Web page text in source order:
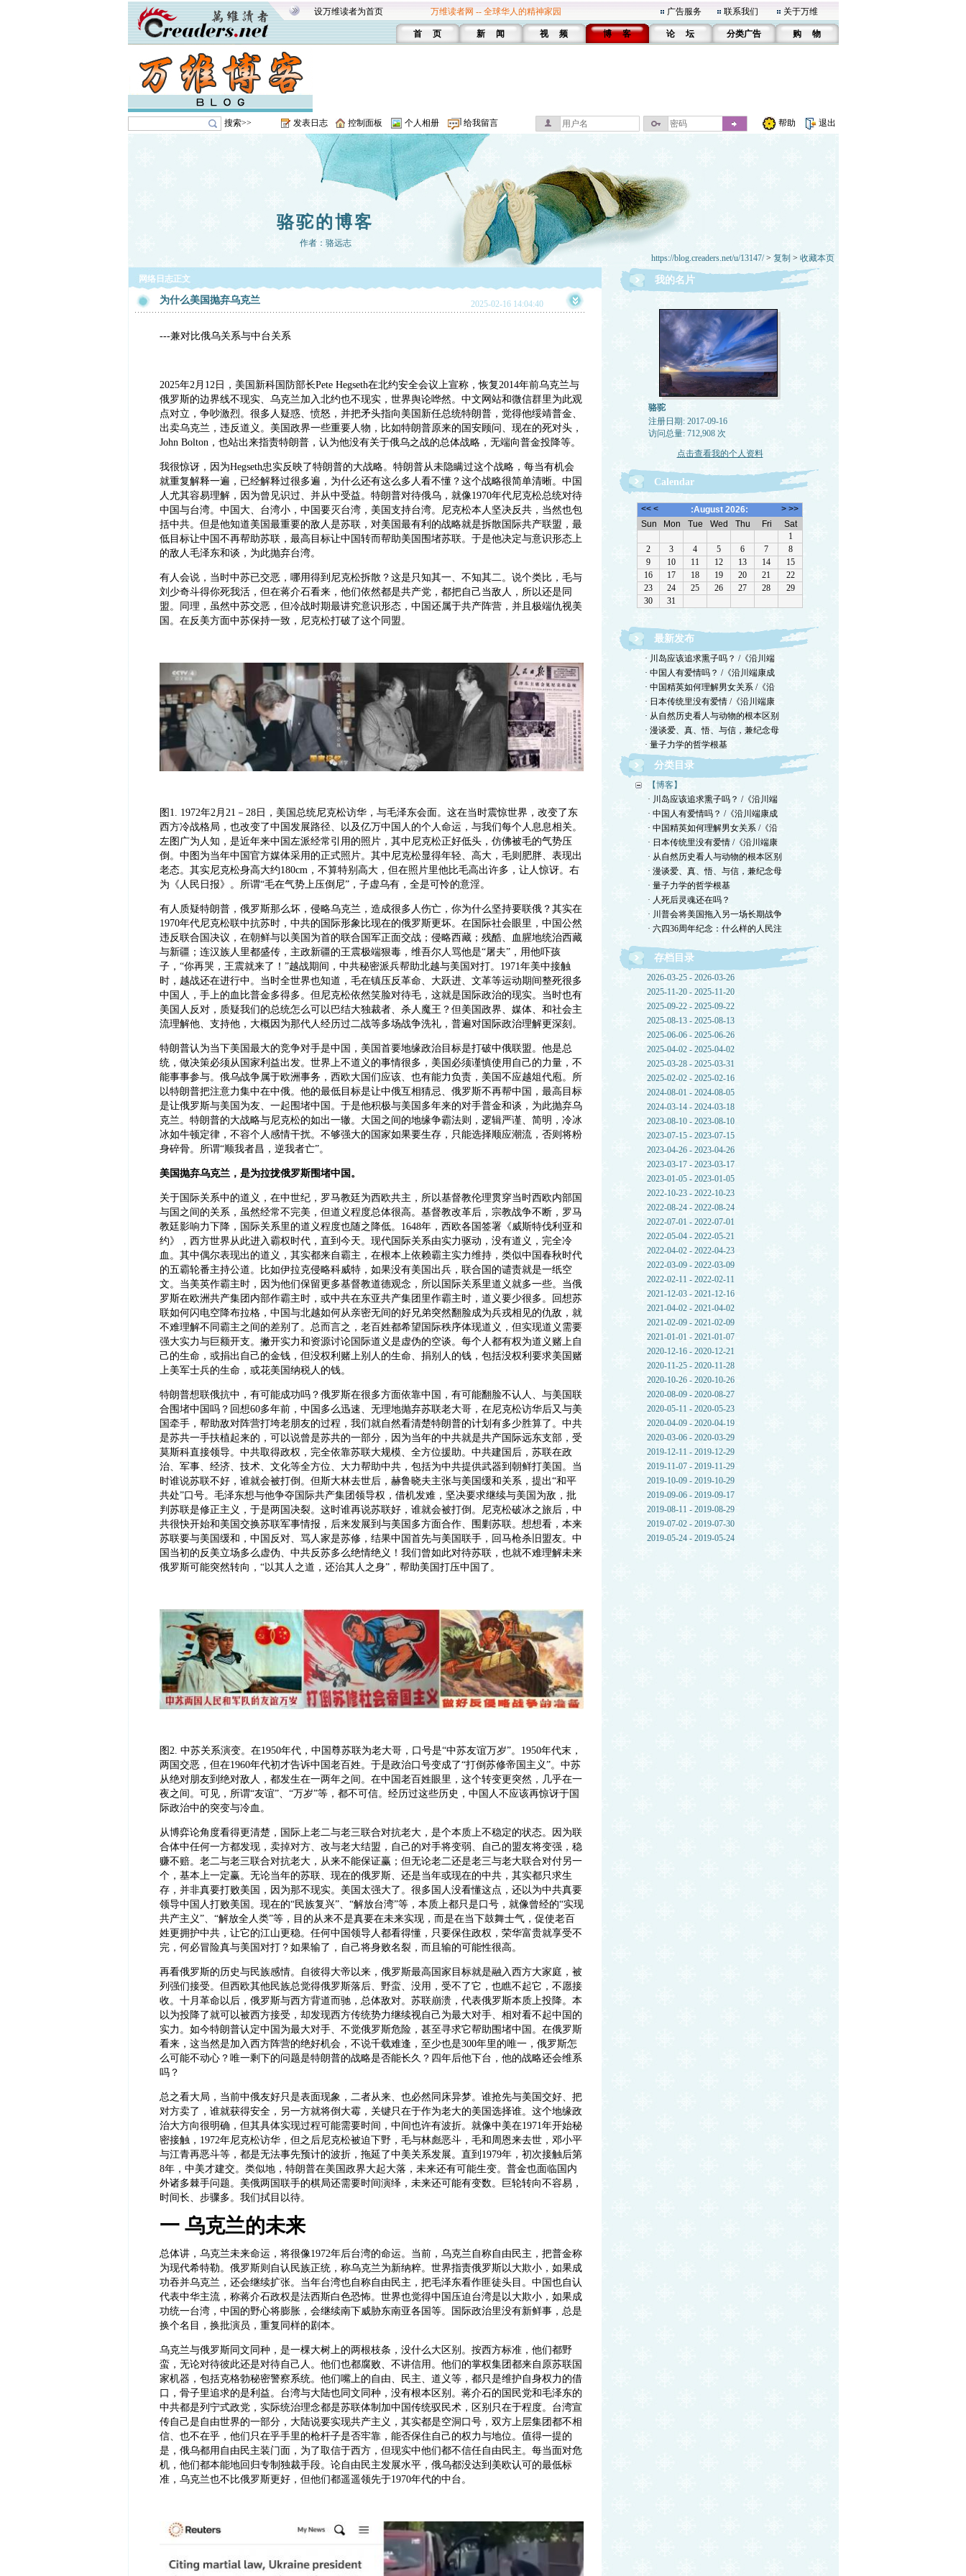
设万维读者为首页 万维读者网 -- 全球华人的精神家园 广告服务 联系我们 关于万维
首 页 新 闻 视 频 博 客 论 坛 分类广告 购 物
搜索>> 发表日志 控制面板 个人相册 给我留言 帮助 退出
骆驼的博客
作者：骆远志
https://blog.creaders.net/u/13147/> 复制 > 收藏本页
网络日志正文
为什么美国抛弃乌克兰 2025-02-16 14:04:40
---兼对比俄乌关系与中台关系
2025年2月12日，美国新科国防部长Pete Hegseth在北约安全会议上宣称，恢复2014年前乌克兰与
俄罗斯的边界线不现实、乌克兰加入北约也不现实，世界舆论哗然。中文网站和微信群里为此观
点对立，争吵激烈。很多人疑惑、愤怒，并把矛头指向美国新任总统特朗普，觉得他绥靖普金、
出卖乌克兰，违反道义。美国政界一些重要人物，比如特朗普原来的国安顾问、现在的死对头，
John Bolton，也站出来指责特朗普，认为他没有关于俄乌之战的总体战略，无端向普金投降等。
我很惊讶，因为Hegseth忠实反映了特朗普的大战略。特朗普从未隐瞒过这个战略，每当有机会
就重复解释一遍，已经解释过很多遍，为什么还有这么多人看不懂？这个战略很简单清晰。中国
人尤其容易理解，因为曾见识过、并从中受益。特朗普对待俄乌，就像1970年代尼克松总统对待
中国与台湾。中国大、台湾小，中国要灭台湾，美国支持台湾。尼克松本人坚决反共，当然也包
括中共。但是他知道美国最重要的敌人是苏联，对美国最有利的战略就是拆散国际共产联盟，最
低目标让中国不再帮助苏联，最高目标让中国转而帮助美国围堵苏联。于是他决定与意识形态上
的敌人毛泽东和谈，为此抛弃台湾。
有人会说，当时中苏已交恶，哪用得到尼克松拆散？这是只知其一、不知其二。说个类比，毛与
刘少奇斗得你死我活，但在蒋介石看来，他们依然都是共产党，都把自己当敌人，所以还是同
盟。同理，虽然中苏交恶，但冷战时期最讲究意识形态，中国还属于共产阵营，并且极端仇视美
国。在反美方面中苏保持一致，尼克松打破了这个同盟。
图 1. 1972年2月21－28日，美国总统尼克松访华，与毛泽东会面。这在当时震惊世界，改变了东
西方冷战格局，也改变了中国发展路径、以及亿万中国人的个人命运，与我们每个人息息相关。
左图广为人知，是近年来中国左派经常引用的照片，其中尼克松正好低头，仿佛被毛的气势压
倒。中图为当年中国官方媒体采用的正式照片。其中尼克松显得年轻、高大，毛则肥胖、表现出
老态。其实尼克松身高大约180cm，不算特别高大，但在照片里他比毛高出许多，让人惊讶。右
为《人民日报》。所谓“毛在气势上压倒尼”，子虚乌有，全是可怜的意淫。
有人质疑特朗普，俄罗斯那么坏，侵略乌克兰，造成很多人伤亡，你为什么坚持要联俄？其实在
1970年代尼克松联中抗苏时，中共的国际形象比现在的俄罗斯更坏。在国际社会眼里，中国公然
违反联合国决议，在朝鲜与以美国为首的联合国军正面交战；侵略西藏；残酷、血腥地统治西藏
与新疆；连汉族人里都盛传，主政新疆的王震极端狠毒，维吾尔人骂他是“屠夫”，用他吓孩
子，“你再哭，王震就来了！”越战期间，中共秘密派兵帮助北越与美国对打。1971年美中接触
时，越战还在进行中。当时全世界也知道，毛在镇压反革命、大跃进、文革等运动期间整死很多
中国人，手上的血比普金多得多。但尼克松依然笑脸对待毛，这就是国际政治的现实。当时也有
美国人反对，质疑我们的总统怎么可以巴结大独裁者、杀人魔王？但美国政界、媒体、和社会主
流理解他、支持他，大概因为那代人经历过二战等多场战争洗礼，普遍对国际政治理解更深刻。
特朗普认为当下美国最大的竞争对手是中国，美国首要地缘政治目标是打破中俄联盟。他是总
统，做决策必须从国家利益出发。世界上不道义的事情很多，美国必须谨慎使用自己的力量，不
能事事参与。俄乌战争属于欧洲事务，西欧大国们应该、也有能力负责，美国不应越俎代庖。所
以特朗普把注意力集中在中俄。他的最低目标是让中俄互相猜忌、俄罗斯不再帮中国，最高目标
是让俄罗斯与美国为友、一起围堵中国。于是他积极与美国多年来的对手普金和谈，为此抛弃乌
克兰。特朗普的大战略与尼克松的如出一辙。大国之间的地缘争霸法则，逻辑严谨、简明，冷冰
冰如牛顿定律，不容个人感情干扰。不够强大的国家如果要生存，只能选择顺应潮流，否则将粉
身碎骨。所谓“顺我者昌，逆我者亡”。
美国抛弃乌克兰，是为拉拢俄罗斯围堵中国。
关于国际关系中的道义，在中世纪，罗马教廷为西欧共主，所以基督教伦理贯穿当时西欧内部国
与国之间的关系，虽然经常不完美，但道义程度总体很高。基督教改革后，宗教战争不断，罗马
教廷影响力下降，国际关系里的道义程度也随之降低。 1648年，西欧各国签署《威斯特伐利亚和
约》，西方世界从此进入霸权时代，直到今天。现代国际关系由实力驱动，没有道义，完全冷
血。其中偶尔表现出的道义，其实都来自霸主，在根本上依赖霸主实力维持，类似中国春秋时代
的五霸轮番主持公道。比如伊拉克侵略科威特，如果没有美国出兵，联合国的谴责就是一纸空
文。当美英作霸主时，因为他们保留更多基督教道德观念，所以国际关系里道义就多一些。当俄
罗斯在欧洲共产集团内部作霸主时，或中共在东亚共产集团里作霸主时，道义要少很多。回想苏
联如何闪电空降布拉格，中国与北越如何从亲密无间的好兄弟突然翻脸成为兵戎相见的仇敌，就
不难理解不同霸主之间的差别了。总而言之，老百姓都希望国际秩序体现道义，但实现道义需要
强大实力与巨额开支。撇开实力和资源讨论国际道义是虚伪的空谈。每个人都有权为道义赌上自
己的生命，或捐出自己的金钱，但没权利赌上别人的生命、捐别人的钱，包括没权利要求美国赌
上美军士兵的生命，或花美国纳税人的钱。
特朗普想联俄抗中，有可能成功吗？俄罗斯在很多方面依靠中国，有可能翻脸不认人、与美国联
合围堵中国吗？回想60多年前，中国多么迅速、无理地抛弃苏联老大哥，在尼克松访华后又与美
国牵手，帮助敌对阵营打垮老朋友的过程，我们就自然看清楚特朗普的计划有多少胜算了。中共
是苏共一手扶植起来的，可以说曾是苏共的一部分，因为当年的中共就是共产国际远东支部，受
莫斯科直接领导。中共取得政权，完全依靠苏联大规模、全方位援助。中共建国后，苏联在政
治、军事、经济、技术、文化等全方位、大力帮助中共，包括为中共提供武器到朝鲜打美国。当
时谁说苏联不好，谁就会被打倒。但斯大林去世后，赫鲁晓夫主张与美国缓和关系，提出“和平
共处”口号。毛泽东想与他争夺国际共产集团领导权，借机发难，坚决要求继续与美国为敌，批
判苏联是修正主义，于是两国决裂。这时谁再说苏联好，谁就会被打倒。尼克松破冰之旅后，中
共很快开始和美国交换苏联军事情报，后来发展到与美国多方面合作、围剿苏联。想想看，本来
苏联要与美国缓和，中国反对、骂人家是苏修，结果中国首先与美国联手，回马枪杀旧盟友。中
国当初的反美立场多么虚伪、中共反苏多么绝情绝义！我们曾如此对待苏联，也就不难理解未来
俄罗斯可能突然转向，“以其人之道，还治其人之身”，帮助美国打压中国了。
图 2. 中苏关系演变。在1950年代，中国尊苏联为老大哥，口号是“中苏友谊万岁”。1950年代末，
两国交恶，但在1960年代初才告诉中国老百姓。于是政治口号变成了“打倒苏修帝国主义”。中苏
从绝对朋友到绝对敌人，都发生在一两年之间。在中国老百姓眼里，这个转变更突然，几乎在一
夜之间。可见，所谓“友谊”、“万岁”等，都不可信。经历过这些历史，中国人不应该再惊讶于国
际政治中的突变与冷血。
从博弈论角度看得更清楚，国际上老二与老三联合对抗老大，是个本质上不稳定的状态。因为联
合体中任何一方都发现，卖掉对方、改与老大结盟，自己的对手将变弱、自己的盟友将变强，稳
赚不赔。老二与老三联合对抗老大，从来不能保证赢；但无论老二还是老三与老大联合对付另一
个，基本上一定赢。无论当年的苏联、现在的俄罗斯、还是当年或现在的中共，其实都只求生
存，并非真要打败美国，因为那不现实。美国太强大了。很多国人没看懂这点，还以为中共真要
领导中国人打败美国。现在的“民族复兴”、“解放台湾”等，本质上都只是口号，就像曾经的“实现
共产主义”、“解放全人类”等，目的从来不是真要在未来实现，而是在当下鼓舞士气，促使老百
姓更拥护中共，让它的江山更稳。任何中国领导人都看得懂，只要保住政权，荣华富贵就享受不
完，何必冒险真与美国对打？如果输了，自己将身败名裂，而且输的可能性很高。
再看俄罗斯的历史与民族感情。自彼得大帝以来，俄罗斯最高国家目标就是融入西方大家庭，被
列强们接受。但西欧其他民族总觉得俄罗斯落后、野蛮、没用，受不了它，也瞧不起它，不愿接
收。十月革命以后，俄罗斯与西方背道而驰，总体敌对。苏联崩溃，代表俄罗斯本质上投降。本
以为投降了就可以被西方接受，却发现西方传统势力继续视自己为最大对手、相对看不起中国的
实力。如今特朗普认定中国为最大对手、不觉俄罗斯危险，甚至寻求它帮助围堵中国。在俄罗斯
看来，这当然是加入西方阵营的绝好机会，不说千载难逢，至少也是300年里的唯一，俄罗斯怎
么可能不动心？唯一剩下的问题是特朗普的战略是否能长久？四年后他下台，他的战略还会维系
吗？
总之看大局，当前中俄友好只是表面现象，二者从来、也必然同床异梦。谁抢先与美国交好、把
对方卖了，谁就获得安全，另一方就将倒大霉，关键只在于作为老大的美国选择谁。这个地缘政
治大方向很明确，但其具体实现过程可能需要时间，中间也许有波折。就像中美在1971年开始秘
密接触，1972年尼克松访华，但之后尼克松被迫下野，毛与林彪恶斗，毛和周恩来去世，邓小平
与江青再恶斗等，都是无法事先预计的波折，拖延了中美关系发展。直到1979年，初次接触后第
8年，中美才建交。类似地，特朗普在美国政界大起大落，未来还有可能生变。普金也面临国内
外诸多棘手问题。美俄两国联手的棋局还需要时间演绎，未来还可能有变数。巨轮转向不容易，
时间长、步骤多。我们拭目以待。
一 乌克兰的未来
总体讲，乌克兰未来命运，将很像1972年后台湾的命运。当前，乌克兰自称自由民主，把普金称
为现代希特勒。俄罗斯则自认民族正统，称乌克兰为新纳粹。世界指责俄罗斯以大欺小，如果成
功吞并乌克兰，还会继续扩张。当年台湾也自称自由民主，把毛泽东看作匪徒头目。中国也自认
代表中华主流，称蒋介石政权是法西斯白色恐怖。世界也觉得中国压迫台湾是以大欺小，如果成
功统一台湾，中国的野心将膨胀，会继续南下威胁东南亚各国等。国际政治里没有新鲜事，总是
换个名目，换批演员，重复同样的剧本。
乌克兰与俄罗斯同文同种，是一棵大树上的两根枝条，没什么大区别。按西方标准，他们都野
蛮，无论对待彼此还是对待自己人。他们也都腐败、不讲信用。他们的掌权集团都来自原苏联国
家机器，包括克格勃秘密警察系统。他们嘴上的自由、民主、道义等，都只是维护自身权力的借
口，骨子里追求的是利益。台湾与大陆也同文同种，没有根本区别。蒋介石的国民党和毛泽东的
中共都是列宁式政党，实际统治理念都是苏联体制加中国传统驭民术，区别只在于程度。台湾宣
传自己是自由世界的一部分，大陆说要实现共产主义，其实都是空洞口号，双方上层集团都不相
信、也不在乎，他们只在乎手里的枪杆子是否牢靠，能否保住自己的权力与地位。值得一提的
是，俄乌都用自由民主装门面，为了取信于西方，但现实中他们都不信任自由民主。每当面对危
机，他们都本能地回归专制独裁手段。论自由民主发展水平，俄乌都没达到美欧认可的最低标
准，乌克兰也不比俄罗斯更好，但他们都遥遥领先于1970年代的中台。
我的名片
骆驼
注册日期: 2017-09-16
访问总量: 712,908 次
点击查看我的个人资料
Calendar
最新发布
· 川岛应该追求熏子吗？ /《沿川端
· 中国人有爱情吗？ /《沿川端康成
· 中国精英如何理解男女关系 /《沿
· 日本传统里没有爱情 /《沿川端康
· 从自然历史看人与动物的根本区别
· 漫谈爱、真、悟、与信，兼纪念母
· 量子力学的哲学根基
分类目录
【博客】
· 川岛应该追求熏子吗？ /《沿川端
· 中国人有爱情吗？ /《沿川端康成
· 中国精英如何理解男女关系 /《沿
· 日本传统里没有爱情 /《沿川端康
· 从自然历史看人与动物的根本区别
· 漫谈爱、真、悟、与信，兼纪念母
· 量子力学的哲学根基
· 人死后灵魂还在吗？
· 川普会将美国拖入另一场长期战争
· 六四36周年纪念：什么样的人民注
存档目录
2026-03-25 - 2026-03-26
2025-11-20 - 2025-11-20
2025-09-22 - 2025-09-22
2025-08-13 - 2025-08-13
2025-06-06 - 2025-06-26
2025-04-02 - 2025-04-02
2025-03-28 - 2025-03-31
2025-02-02 - 2025-02-16
2024-08-01 - 2024-08-05
2024-03-14 - 2024-03-18
2023-08-10 - 2023-08-10
2023-07-15 - 2023-07-15
2023-04-26 - 2023-04-26
2023-03-17 - 2023-03-17
2023-01-05 - 2023-01-05
2022-10-23 - 2022-10-23
2022-08-24 - 2022-08-24
2022-07-01 - 2022-07-01
2022-05-04 - 2022-05-21
2022-04-02 - 2022-04-23
2022-03-09 - 2022-03-09
2022-02-11 - 2022-02-11
2021-12-03 - 2021-12-16
2021-04-02 - 2021-04-02
2021-02-09 - 2021-02-09
2021-01-01 - 2021-01-07
2020-12-16 - 2020-12-21
2020-11-25 - 2020-11-28
2020-10-26 - 2020-10-26
2020-08-09 - 2020-08-27
2020-05-11 - 2020-05-23
2020-04-09 - 2020-04-19
2020-03-06 - 2020-03-29
2019-12-11 - 2019-12-29
2019-11-07 - 2019-11-29
2019-10-09 - 2019-10-29
2019-09-06 - 2019-09-17
2019-08-11 - 2019-08-29
2019-07-02 - 2019-07-30
2019-05-24 - 2019-05-24